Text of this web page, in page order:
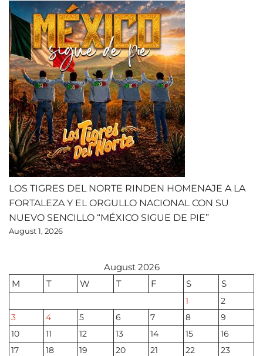
LOS TIGRES DEL NORTE RINDEN HOMENAJE A LA
FORTALEZA Y EL ORGULLO NACIONAL CON SU
NUEVO SENCILLO “MÉXICO SIGUE DE PIE”
August 1, 2026
August 2026
M
T W T F S S
1
2
3
4 5 6 7 8
9
10
11 12 13 14 15
16
17
18 19 20 21 22
23